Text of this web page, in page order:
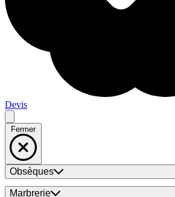
Devis
Fermer
Obsèques
Marbrerie